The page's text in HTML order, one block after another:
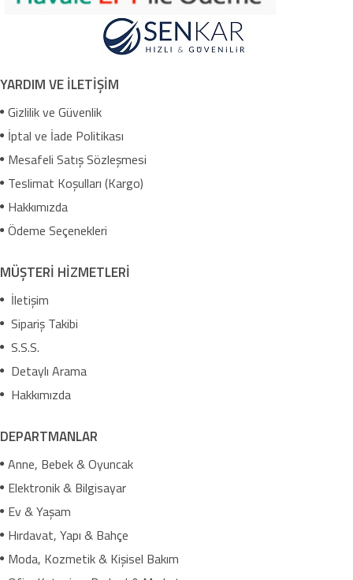
YARDIM VE İLETİŞİM
Gizlilik ve Güvenlik
İptal ve İade Politikası
Mesafeli Satış Sözleşmesi
Teslimat Koşulları (Kargo)
Hakkımızda
Ödeme Seçenekleri
MÜŞTERİ HİZMETLERİ
İletişim
Sipariş Takibi
S.S.S.
Detaylı Arama
Hakkımızda
DEPARTMANLAR
Anne, Bebek & Oyuncak
Elektronik & Bilgisayar
Ev & Yaşam
Hırdavat, Yapı & Bahçe
Moda, Kozmetik & Kişisel Bakım